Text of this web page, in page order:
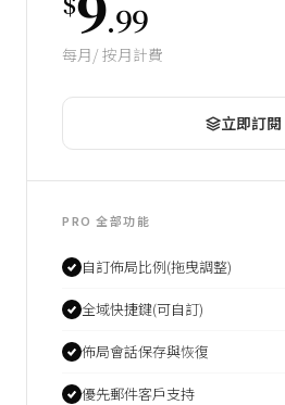
.99
每月/ 按月計費
立即訂閱
PRO 全部功能
自訂佈局比例(拖曳調整)
全域快捷鍵(可自訂)
佈局會話保存與恢復
優先郵件客戶支持